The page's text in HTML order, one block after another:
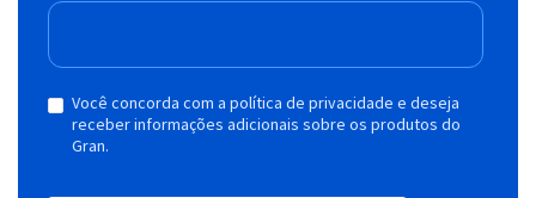
Você concorda com a política de privacidade e deseja
receber informações adicionais sobre os produtos do
Gran.